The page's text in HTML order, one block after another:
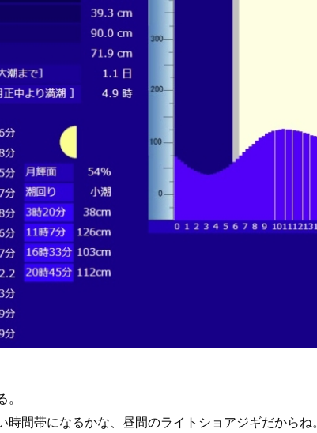
時間帯になるかな、昼間のライトショアジギだからね。